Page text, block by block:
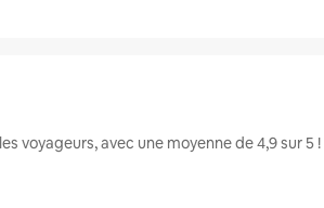
voyageurs, avec une moyenne de 4,9 sur 5 !